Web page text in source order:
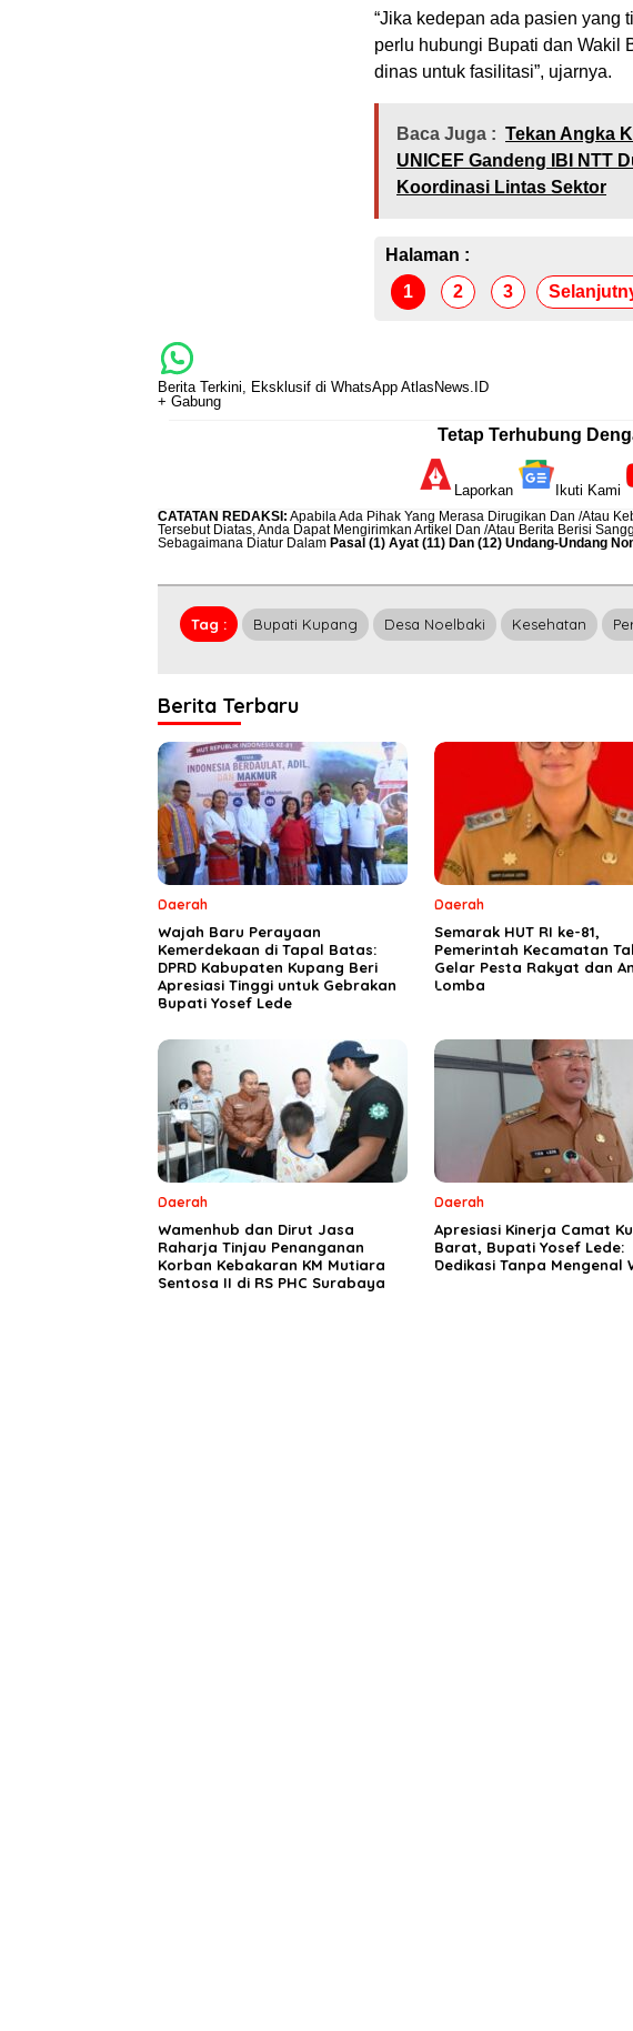
“Jika kedepan ada pasien yang
perlu hubungi Bupati dan Wakil
dinas untuk fasilitasi”, ujarnya.
Baca Juga : Tekan Angka
UNICEF Gandeng IBI NTT
Koordinasi Lintas Sektor
Halaman :
1
2 3
Berita Terkini, Eksklusif di WhatsApp AtlasNews.ID
+ Gabung
Tetap Terhubung
Laporkan Ikuti Kami
CATATAN REDAKSI : Apabila Ada Pihak Yang Merasa Dirugikan Dan /Atau
Tersebut Diatas, Anda Dapat Mengirimkan Artikel Dan /Atau Berita Berisi
Sebagaimana Diatur Dalam Pasal (1) Ayat (11) Dan (12) Undang-Undang
Tag : Bupati Kupang Desa Noelbaki Kesehatan
Berita Terbaru
Daerah
Wajah Baru Perayaan
Kemerdekaan di Tapal Batas:
DPRD Kabupaten Kupang Beri
Apresiasi Tinggi untuk Gebrakan
Bupati Yosef Lede
Daerah
Semarak HUT RI ke-81,
Pemerintah Kecamatan
Gelar Pesta Rakyat dan
Lomba
Daerah
Wamenhub dan Dirut Jasa
Raharja Tinjau Penanganan
Korban Kebakaran KM Mutiara
Sentosa II di RS PHC Surabaya
Daerah
Apresiasi Kinerja Camat
Barat, Bupati Yosef Lede:
Dedikasi Tanpa Mengenal